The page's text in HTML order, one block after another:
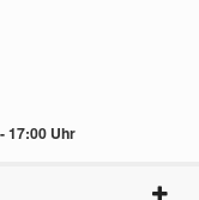
17:00 Uhr